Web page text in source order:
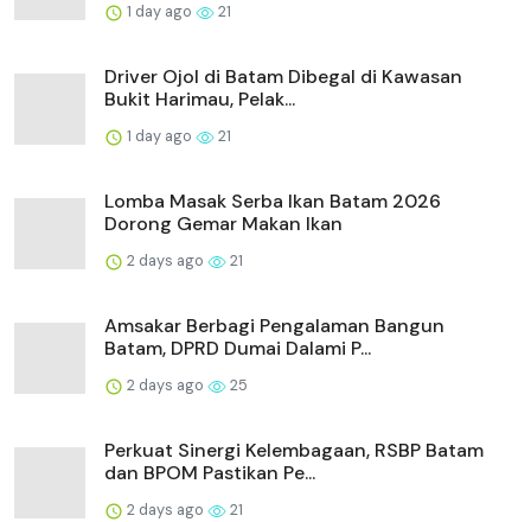
1 day ago 21
Driver Ojol di Batam Dibegal di Kawasan
Bukit Harimau, Pelak...
1 day ago 21
Lomba Masak Serba Ikan Batam 2026
Dorong Gemar Makan Ikan
2 days ago 21
Amsakar Berbagi Pengalaman Bangun
Batam, DPRD Dumai Dalami P...
2 days ago 25
Perkuat Sinergi Kelembagaan, RSBP Batam
dan BPOM Pastikan Pe...
2 days ago 21